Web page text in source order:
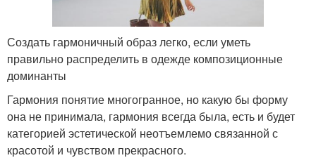
Создать гармоничный образ легко, если уметь
правильно распределить в одежде композиционные
доминанты
Гармония понятие многогранное, но какую бы форму
она не принимала, гармония всегда была, есть и будет
категорией эстетической неотъемлемо связанной с
красотой и чувством прекрасного.